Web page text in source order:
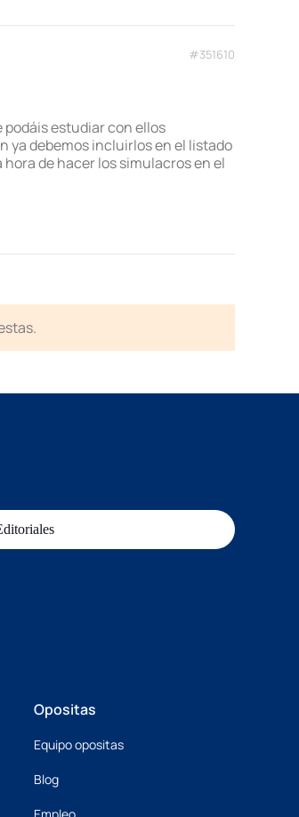
#351610
estudiar con ellos
ya debemos incluirlos en el listado
de hacer los simulacros en el
Opositas
Equipo opositas
Blog